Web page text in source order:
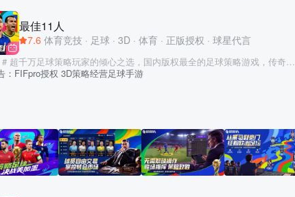
◆七年廿八剧本 赛季常玩常新 28个战役剧本，精细复刻
战役。你可以选择在赤壁之战的剧本中，乘艨艟进行水军作战的，学周
环船；也可以选择在定军山之战的剧本中，于山地埋伏奇兵，居高临下
，体验立体战场。28个战役剧本，覆盖三国中波澜壮阔的史诗战役。
最佳11人
7.6 体育竞技 · 足球 · 3D · 体育 · 正版授权 · 球星代言
超千万足球策略玩家的倾心之选，国内版权最全的足球策略游戏，传奇球
认知与策略见高下！ 【丰富玩法全覆盖，碎片时间也能玩——休
并肩征战绿茵；单机副本模式，离线也能稳步积累球队资源。限时玩法
典名场面，重温那些刻在DNA里的热血瞬间 告别全程手动操作的繁
竞技模式解放双手，日常上线几分钟就能清完核心任务，任何忙碌时刻
操作也能赢——策略好玩！】 专业体育团队匠
真球迷真足球！阵型搭配、战术调整、换人时机、定位球布置全由你掌
：FIFpro授权 3D策略经营足球手游